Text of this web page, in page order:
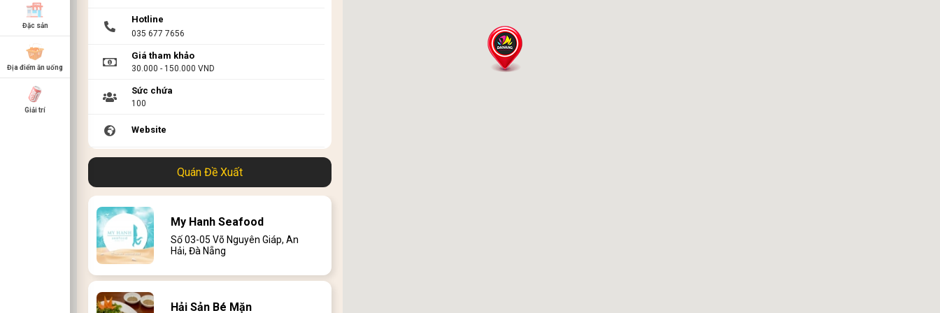
Đặc sản
Địa điểm ăn uống
Giải trí
Hotline
035 677 7656
Giá tham khảo
30.000 - 150.000 VND
Sức chứa
100
Website
Quán Đề Xuất
My Hanh Seafood
Số 03-05 Võ Nguyên Giáp, An
Hải, Đà Nẵng
Hải Sản Bé Mặn